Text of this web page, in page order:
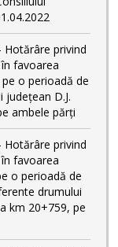
Hotărâre privind
favoarea
o perioadă de
D.J.
ambele părți
Hotărâre privind
favoarea
o perioadă de
drumului
km 20+759, pe